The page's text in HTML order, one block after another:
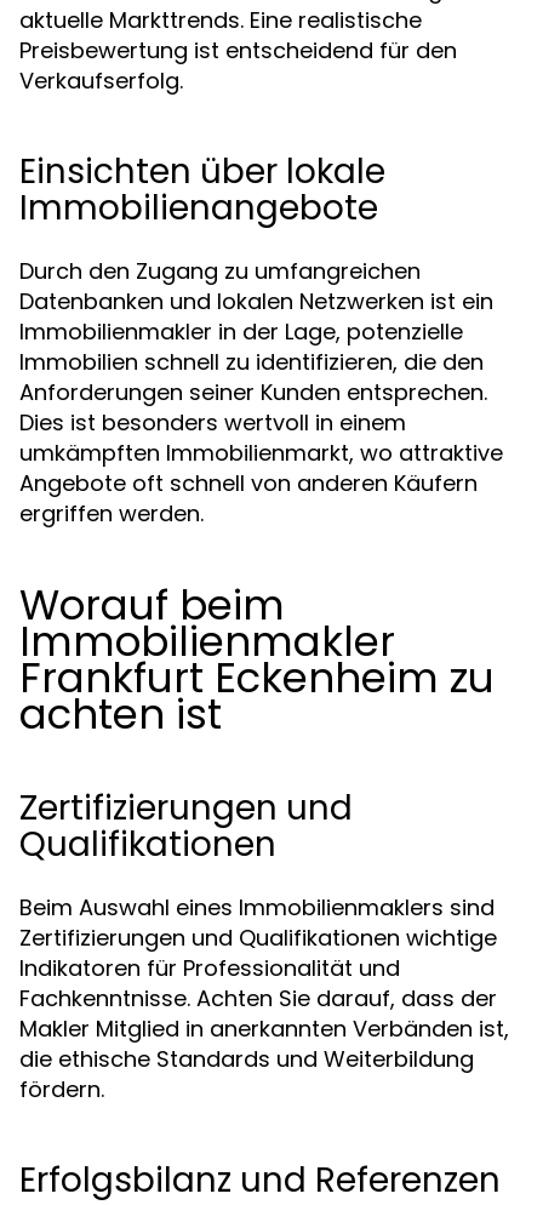
aktuelle Markttrends. Eine realistische
Preisbewertung ist entscheidend für den
Verkaufserfolg.
Einsichten über lokale
Immobilienangebote
Durch den Zugang zu umfangreichen
Datenbanken und lokalen Netzwerken ist ein
Immobilienmakler in der Lage, potenzielle
Immobilien schnell zu identifizieren, die den
Anforderungen seiner Kunden entsprechen.
Dies ist besonders wertvoll in einem
umkämpften Immobilienmarkt, wo attraktive
Angebote oft schnell von anderen Käufern
ergriffen werden.
Worauf beim
Immobilienmakler
Frankfurt Eckenheim zu
achten ist
Zertifizierungen und
Qualifikationen
Beim Auswahl eines Immobilienmaklers sind
Zertifizierungen und Qualifikationen wichtige
Indikatoren für Professionalität und
Fachkenntnisse. Achten Sie darauf, dass der
Makler Mitglied in anerkannten Verbänden ist,
die ethische Standards und Weiterbildung
fördern.
Erfolgsbilanz und Referenzen